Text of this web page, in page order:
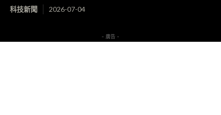
科技新聞 2026-07-04
- 廣告 -